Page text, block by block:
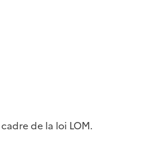
de la loi LOM.